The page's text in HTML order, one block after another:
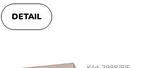
DETAIL